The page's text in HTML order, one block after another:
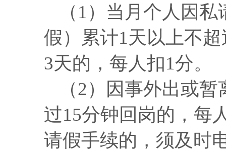
（ 1）当月个人因
假）累计1天以上不
3天的，每人扣1分。
（2）因事外出或暂
过15分钟回岗的，每
请假手续的，须及时